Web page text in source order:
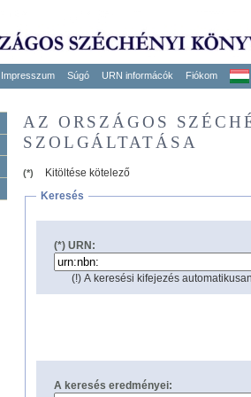
Impresszum Súgó URN informácók Fiókom
AZ ORSZÁGOS
SZOLGÁLTATÁSA
(*)
Kitöltése kötelező
Keresés
(*) URN:
(!) A keresési kifejezés
A keresés eredményei: